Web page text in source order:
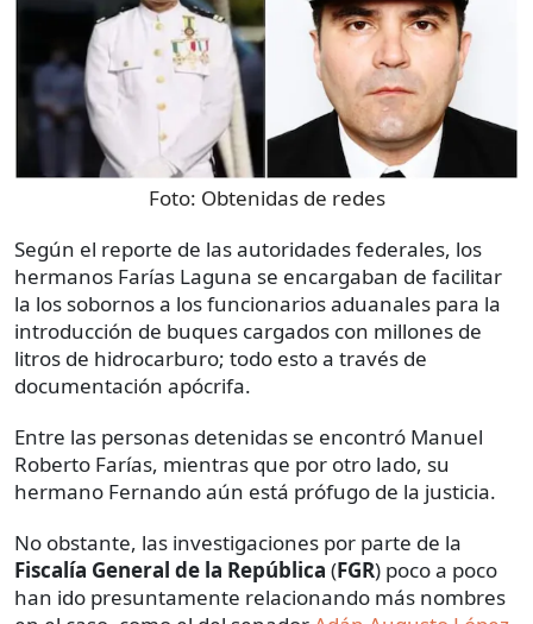
Foto: Obtenidas de redes
Según el reporte de las autoridades federales, los
hermanos Farías Laguna se encargaban de facilitar
la los sobornos a los funcionarios aduanales para la
introducción de buques cargados con millones de
litros de hidrocarburo; todo esto a través de
documentación apócrifa.
Entre las personas detenidas se encontró Manuel
Roberto Farías, mientras que por otro lado, su
hermano Fernando aún está prófugo de la justicia.
No obstante, las investigaciones por parte de la
Fiscalía General de la República (FGR) poco a poco
han ido presuntamente relacionando más nombres